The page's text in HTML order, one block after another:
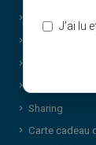
Faire des
Sharing
Carte cadeau
J’ai lu